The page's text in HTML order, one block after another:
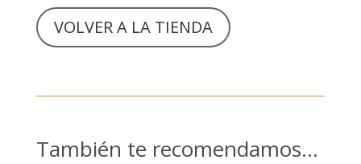
VOLVER A LA TIENDA
También te recomendamos…